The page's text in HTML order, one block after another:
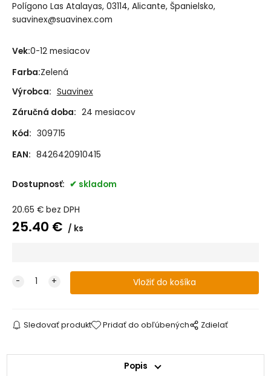
Polígono Las Atalayas, 03114, Alicante, Španielsko,
suavinex@suavinex.com
Vek:0-12 mesiacov
Farba:Zelená
Výrobca: Suavinex
Záručná doba: 24 mesiacov
Kód: 309715
EAN: 8426420910415
Dostupnosť: skladom
20.65 € bez DPH
25.40 € ks
Sledovať produkt Pridať do obľúbených Zdielať
Popis